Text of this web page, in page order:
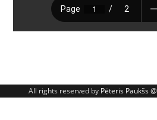
All rights reserved by Pēteris Paukšs@